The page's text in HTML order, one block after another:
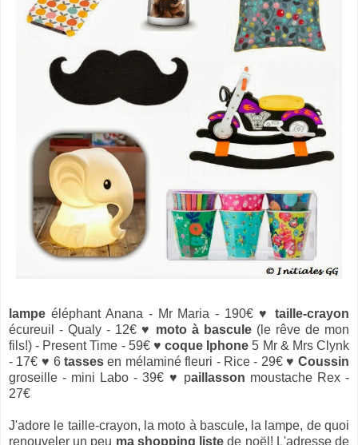
lampe éléphant Anana - Mr Maria - 190€ ♥ taille-crayon
écureuil - Qualy - 12€ ♥ moto à bascule (le rêve de mon
fils!) - Present Time - 59€ ♥coque Iphone 5 Mr & Mrs Clynk
- 17€ ♥ 6tasses en mélaminé fleuri - Rice - 29€ ♥Coussin
groseille - mini Labo - 39€ ♥ paillasson moustache Rex -
27€
J'adore le taille-crayon, la moto à bascule, la lampe, de quoi
renouveler un peu ma shopping liste de noël! L'adresse de